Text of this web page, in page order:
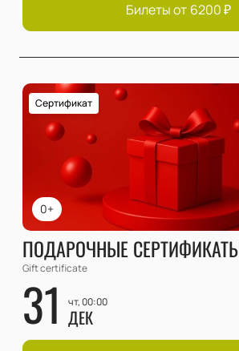
Билеты от 6200₽
0+
Сертификат
ПОДАРОЧНЫЕ
Gift certificate
31 чт, 00:00
ДЕК